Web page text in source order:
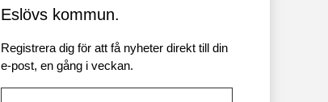
Eslövs kommun.
Registrera dig för att få nyheter direkt till din
e-post, en gång i veckan.